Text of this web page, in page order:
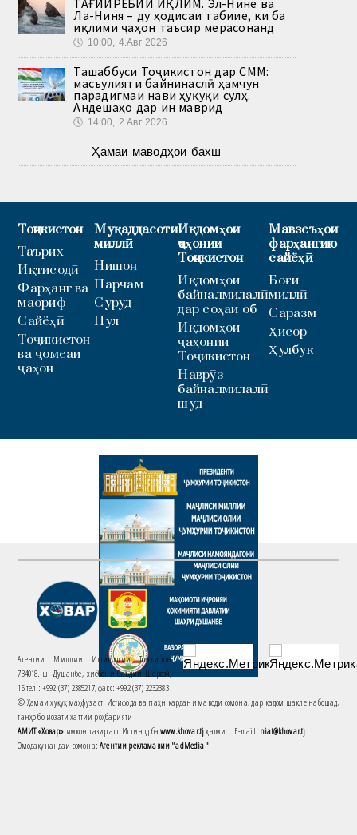
ТАҒЙИРЁБИИ ИҚЛИМ. Эл-Нинё ва
Ла-Ниня – ду ҳодисаи табиие, ки ба
иқлими ҷаҳон таъсир мерасонанд
🕔 10:00, 4.Авг 2026
Ташаббуси Тоҷикистон дар СММ:
масъулияти байнинаслӣ ҳамчун
парадигмаи нави ҳуқуқи сулҳ.
Андешаҳо дар ин маврид
🕔 14:00, 2.Авг 2026
Ҳамаи маводҳои бахш
Тоҷикистон
Таърих
Иқтисодӣ
Фарҳанг ва
маориф
Сайёҳӣ
Тоҷикистон
ва ҷомеаи
ҷаҳон
Муқаддасоти
миллӣ
Нишон
Парчам
Суруд
Пул
Иқдомҳои
ҷаҳонии
Тоҷикистон
Иқдомҳои
байналмилалӣ
дар соҳаи об
Иқдомҳои
ҷаҳонии
Тоҷикистон
Наврӯз
байналмилалӣ
шуд
Мавзеъҳои
фарҳангию
сайёҳӣ
Боғи
миллӣ
Саразм
Ҳисор
Ҳулбук
Агентии Миллии Иттилоотии Тоҷикистон
734018. ш. Душанбе, хиёбони Саъдии Шерозӣ,
16 тел.: +992 (37) 2385217, факс: +992 (37) 2232383
© Ҳамаи ҳуқуқ маҳфуз аст. Истифода ва паҳн кардани маводи сомона, дар кадом шакле набошад,
танҳо бо иҷозати хаттии роҳбарияти
АМИТ «Ховар» имконпазир аст. Истинод баwww.khovar.tjҳатмист. E-mail: niat@khovar.tj
Омодакунандаи сомона:Агентии рекламавии "adMedia"